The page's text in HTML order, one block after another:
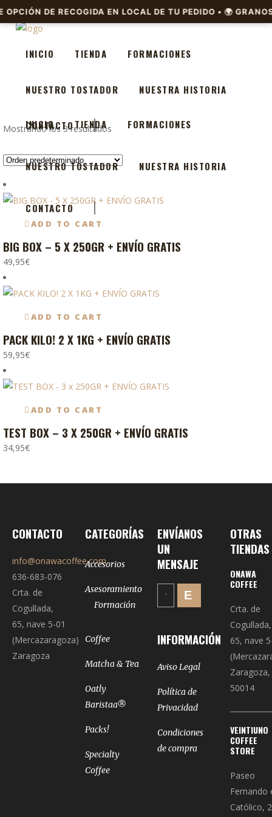
INICIO TIENDA FORMACIONES
NUESTRO TOSTADOR NUESTRA HISTORIA
CONTACTO
INICIO TIENDA FORMACIONES
NUESTRO TOSTADOR NUESTRA HISTORIA
CONTACTO
Mostrando los 3 resultados
ADD TO CART
Este
producto
tiene
múltiples
opciones
se
pueden
elegir
página
de
BIG BOX – 5 X 250GR + ENVÍO GRATIS
49,95€
ADD TO CART
Este
producto
tiene
múltiples
opciones
se
elegir
página
producto
PACK KILO! 2 X 1KG + ENVÍO GRATIS
59,95€
ADD TO CART
Este
producto
opciones
pueden
elegir
página
producto
TEST BOX – 3 X 250GR + ENVÍO GRATIS
34,95€
CONTACTO
info@onawacoffee.com
636-683-076
Crta. de
Cogullada,
65, nave 5-01
(Mercazaragoza)
Zaragoza
CATEGORÍAS
Accesorios
Asesoramiento
Formación
Coffee
Matcha & Tea
Oatly
Baristaa®
Packs!
Specialty
Coffee
ENVÍANOS
UN
MENSAJE
INFORMACIÓN
Aviso Legal
Política de
Privacidad
Condiciones
de compra
OTRAS
TIENDAS
ONAWA
COFFEE
Crta. de
Cogullada,
65, nave
Zaragoza,
50014
VEINTIUNO
COFFEE
STORE
Paseo
Fernando
Católico,